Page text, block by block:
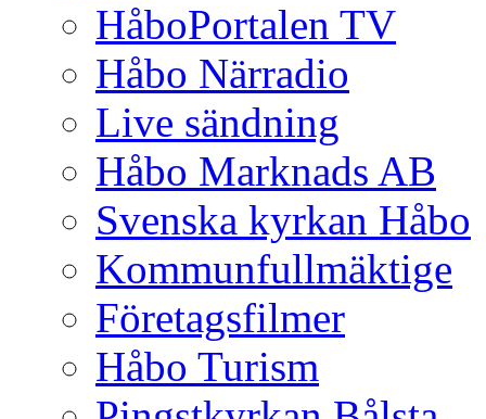
HåboPortalen TV
Håbo Närradio
Live sändning
Håbo Marknads AB
Svenska kyrkan Håbo
Kommunfullmäktige
Företagsfilmer
Håbo Turism